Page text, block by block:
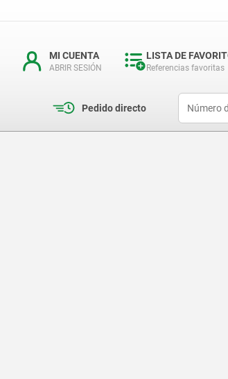
MI CUENTA
ABRIR SESIÓN
LISTA DE
Referencias favoritas
Pedido directo